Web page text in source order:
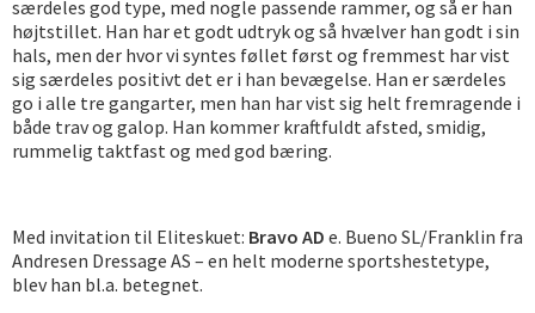
særdeles god type, med nogle passende rammer, og så er han
højtstillet. Han har et godt udtryk og så hvælver han godt i sin
hals, men der hvor vi syntes føllet først og fremmest har vist
sig særdeles positivt det er i han bevægelse. Han er særdeles
go i alle tre gangarter, men han har vist sig helt fremragende i
både trav og galop. Han kommer kraftfuldt afsted, smidig,
rummelig taktfast og med god bæring.
Med invitation til Eliteskuet: Bravo AD e. Bueno SL/Franklin fra
Andresen Dressage AS – en helt moderne sportshestetype,
blev han bl.a. betegnet.